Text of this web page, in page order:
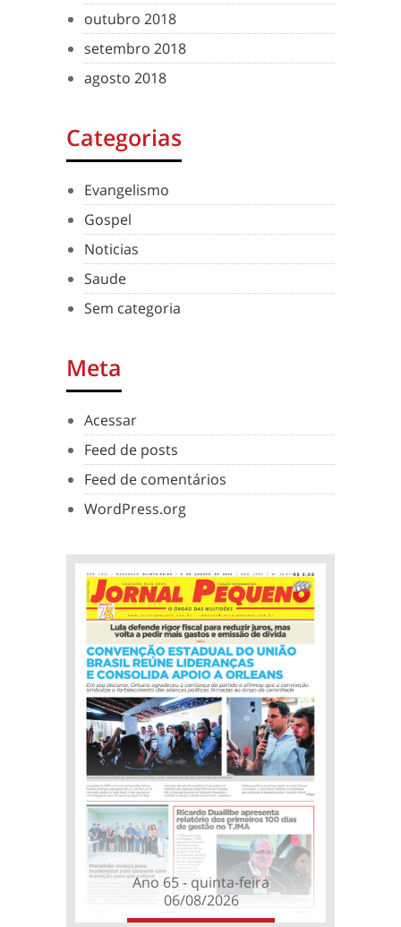
outubro 2018
setembro 2018
agosto 2018
Categorias
Evangelismo
Gospel
Noticias
Saude
Sem categoria
Meta
Acessar
Feed de posts
Feed de comentários
WordPress.org
Ano 65 - quinta-feira
06/08/2026